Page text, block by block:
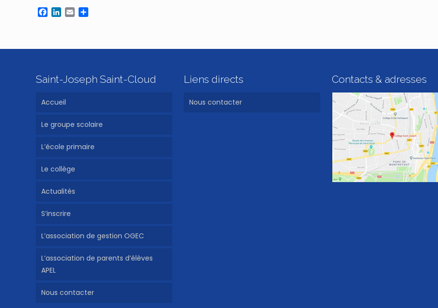
Facebook
LinkedIn
Email
Saint-Joseph Saint-Cloud
Accueil
Le groupe scolaire
L’école primaire
Le collège
Actualités
S’inscrire
L’association de gestion OGEC
L’association de parents d’élèves
APEL
Nous contacter
Liens directs
Nous contacter
Contacts & adresses